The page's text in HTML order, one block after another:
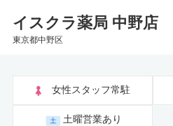
イスクラ薬局 中野店
東京都中野区
女性スタッフ常駐
土曜営業あり